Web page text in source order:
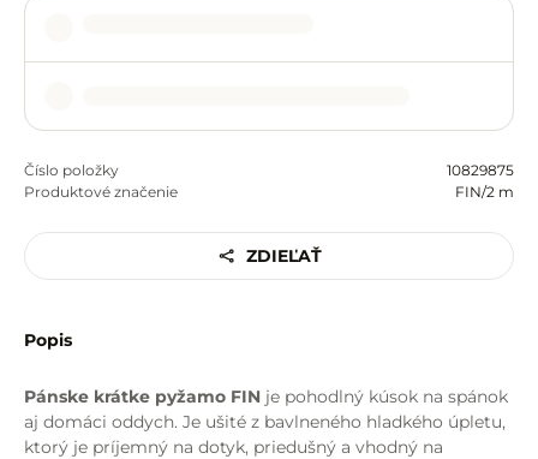
Číslo položky
10829875
Produktové značenie
FIN/2 m
ZDIEĽAŤ
Popis
Pánske krátke pyžamo FIN je pohodlný kúsok na spánok
aj domáci oddych. Je ušité z bavlneného hladkého úpletu,
ktorý je príjemný na dotyk, priedušný a vhodný na